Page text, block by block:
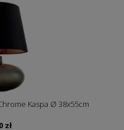
Kaspa Ø 38x55cm
zł